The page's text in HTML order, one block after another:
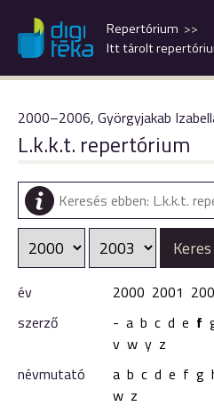
Itt tárolt
Repertórium
2000–2006, Györgyjakab
L.k.k.t. repertórium
év 2000 2001
szerző
- a b c d e f
v w y z
névmutató
a b c d e f g
w z